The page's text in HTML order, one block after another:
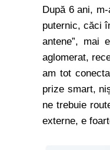
După 6 ani,
puternic, căci
antene”, mai
aglomerat,
am tot
prize smart,
ne trebuie
externe, e